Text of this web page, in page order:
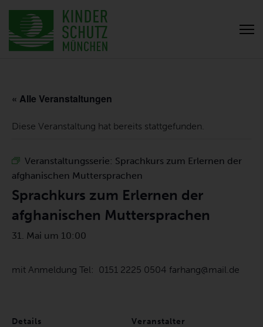
« Alle Veranstaltungen
Diese Veranstaltung hat bereits stattgefunden.
Veranstaltungsserie: Sprachkurs zum Erlernen der
afghanischen Muttersprachen
Sprachkurs zum Erlernen der
afghanischen Muttersprachen
31. Mai um 10:00
mit Anmeldung Tel: 0151 2225 0504 farhang@mail.de
Details
Veranstalter